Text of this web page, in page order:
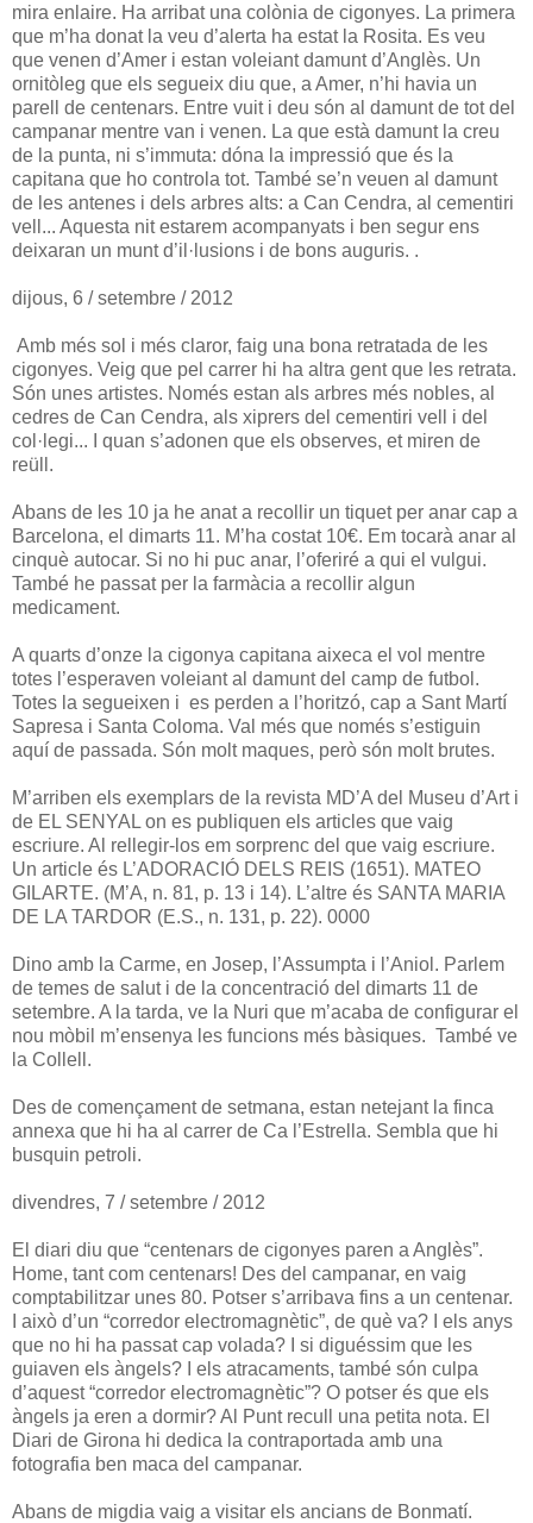
mira enlaire. Ha arribat una colònia de cigonyes. La primera
que m’ha donat la veu d’alerta ha estat la Rosita. Es veu
que venen d’Amer i estan voleiant damunt d’Anglès. Un
ornitòleg que els segueix diu que, a Amer, n’hi havia un
parell de centenars. Entre vuit i deu són al damunt de tot del
campanar mentre van i venen. La que està damunt la creu
de la punta, ni s’immuta: dóna la impressió que és la
capitana que ho controla tot. També se’n veuen al damunt
de les antenes i dels arbres alts: a Can Cendra, al cementiri
vell... Aquesta nit estarem acompanyats i ben segur ens
deixaran un munt d’il·lusions i de bons auguris. .
dijous, 6 / setembre / 2012
Amb més sol i més claror, faig una bona retratada de les
cigonyes. Veig que pel carrer hi ha altra gent que les retrata.
Són unes artistes. Només estan als arbres més nobles, al
cedres de Can Cendra, als xiprers del cementiri vell i del
col·legi... I quan s’adonen que els observes, et miren de
reüll.
Abans de les 10 ja he anat a recollir un tiquet per anar cap a
Barcelona, el dimarts 11. M’ha costat 10€. Em tocarà anar al
cinquè autocar. Si no hi puc anar, l’oferiré a qui el vulgui.
També he passat per la farmàcia a recollir algun
medicament.
A quarts d’onze la cigonya capitana aixeca el vol mentre
totes l’esperaven voleiant al damunt del camp de futbol.
Totes la segueixen i es perden a l’horitzó, cap a Sant Martí
Sapresa i Santa Coloma. Val més que només s’estiguin
aquí de passada. Són molt maques, però són molt brutes.
M’arriben els exemplars de la revista MD’A del Museu d’Art i
de EL SENYAL on es publiquen els articles que vaig
escriure. Al rellegir-los em sorprenc del que vaig escriure.
Un article és L’ADORACIÓ DELS REIS (1651). MATEO
GILARTE. (M’A, n. 81, p. 13 i 14). L’altre és SANTA MARIA
DE LA TARDOR (E.S., n. 131, p. 22). 0000
Dino amb la Carme, en Josep, l’Assumpta i l’Aniol. Parlem
de temes de salut i de la concentració del dimarts 11 de
setembre. A la tarda, ve la Nuri que m’acaba de configurar el
nou mòbil m’ensenya les funcions més bàsiques. També ve
la Collell.
Des de començament de setmana, estan netejant la finca
annexa que hi ha al carrer de Ca l’Estrella. Sembla que hi
busquin petroli.
divendres, 7 / setembre / 2012
El diari diu que “centenars de cigonyes paren a Anglès”.
Home, tant com centenars! Des del campanar, en vaig
comptabilitzar unes 80. Potser s’arribava fins a un centenar.
I això d’un “corredor electromagnètic”, de què va? I els anys
que no hi ha passat cap volada? I si diguéssim que les
guiaven els àngels? I els atracaments, també són culpa
d’aquest “corredor electromagnètic”? O potser és que els
àngels ja eren a dormir? Al Punt recull una petita nota. El
Diari de Girona hi dedica la contraportada amb una
fotografia ben maca del campanar.
Abans de migdia vaig a visitar els ancians de Bonmatí.